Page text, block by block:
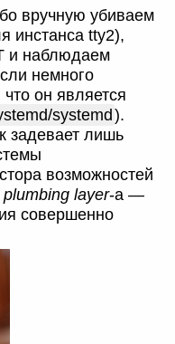
вручную убиваем
инстанса tty2),
и наблюдаем
немного
он является
systemd).
задевает лишь
возможностей
plumbing layer-а —
совершенно